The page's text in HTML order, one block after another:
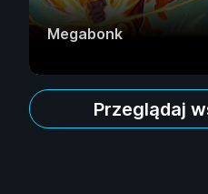
Megabonk
Przeglądaj